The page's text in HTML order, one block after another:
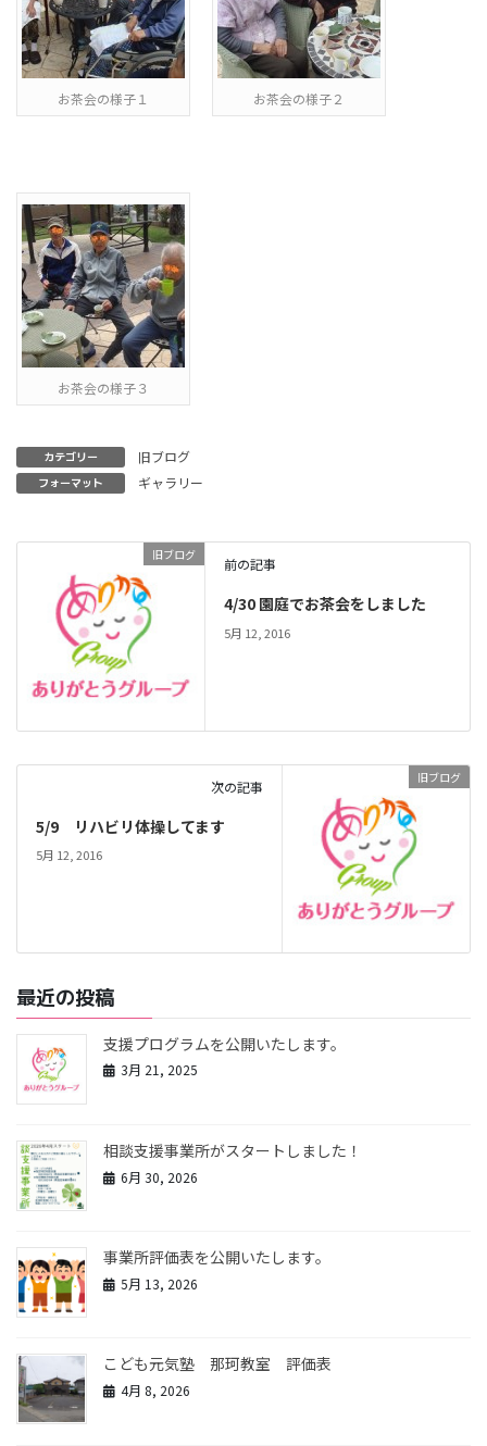
お茶会の様子１ お茶会の様子２
お茶会の様子３
カテゴリー 旧ブログ
フォーマット ギャラリー
旧ブログ
前の記事
4/30 園庭でお茶会をしました
5月 12, 2016
旧ブログ
次の記事
5/9 リハビリ体操してます
5月 12, 2016
最近の投稿
支援プログラムを公開いたします。
3月 21, 2025
相談支援事業所がスタートしました！
6月 30, 2026
事業所評価表を公開いたします。
5月 13, 2026
こども元気塾 那珂教室 評価表
4月 8, 2026